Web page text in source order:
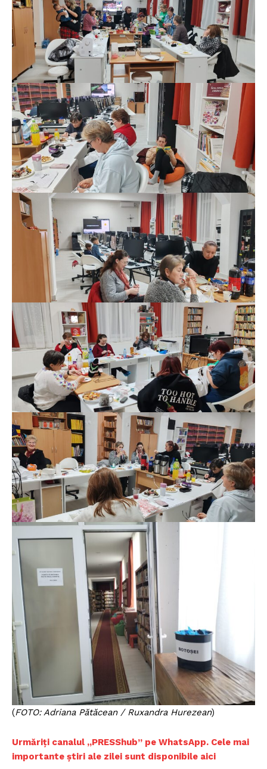
(FOTO: Adriana Pătăcean / Ruxandra Hurezean)
Urmăriți canalul „PRESShub” pe WhatsApp. Cele mai
importante știri ale zilei sunt disponibile aici